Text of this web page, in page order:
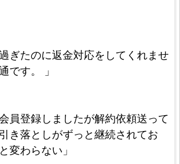
ぎたのに返金対応をしてくれませ
です。 」
員登録しましたが解約依頼送って
き落としがずっと継続されてお
変わらない」